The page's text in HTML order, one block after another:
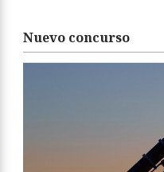
Nuevo concurso